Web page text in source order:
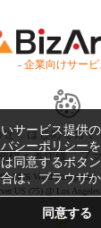
- 企業向けサー
はじめてガイ
標・著作権 プ
2026 Vivid Navigation,
US (75) @ Los
サービス提供
シーポリシー
同意するボタ
は、ブラウザ